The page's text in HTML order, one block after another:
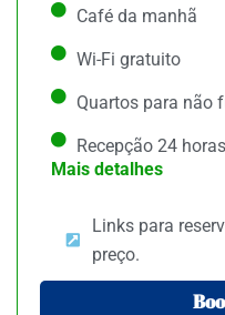
Café da manhã
Wi-Fi gratuito
Quartos para não
Recepção 24 horas
Mais detalhes
Links para
preço.